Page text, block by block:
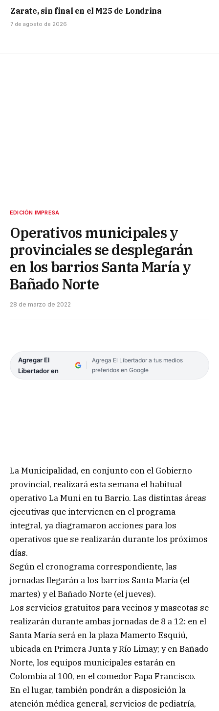
Zarate, sin final en el M25 de Londrina
7 de agosto de 2026
EDICIÓN IMPRESA
Operativos municipales y
provinciales se desplegarán
en los barrios Santa María y
Bañado Norte
28 de marzo de 2022
Agregar El
Libertador en
Agrega El Libertador a tus medios
preferidos en Google
La Municipalidad, en conjunto con el Gobierno
provincial, realizará esta semana el habitual
operativo La Muni en tu Barrio. Las distintas áreas
ejecutivas que intervienen en el programa
integral, ya diagramaron acciones para los
operativos que se realizarán durante los próximos
días.
Según el cronograma correspondiente, las
jornadas llegarán a los barrios Santa María (el
martes) y el Bañado Norte (el jueves).
Los servicios gratuitos para vecinos y mascotas se
realizarán durante ambas jornadas de 8 a 12: en el
Santa María será en la plaza Mamerto Esquiú,
ubicada en Primera Junta y Río Limay; y en Bañado
Norte, los equipos municipales estarán en
Colombia al 100, en el comedor Papa Francisco.
En el lugar, también pondrán a disposición la
atención médica general, servicios de pediatría,